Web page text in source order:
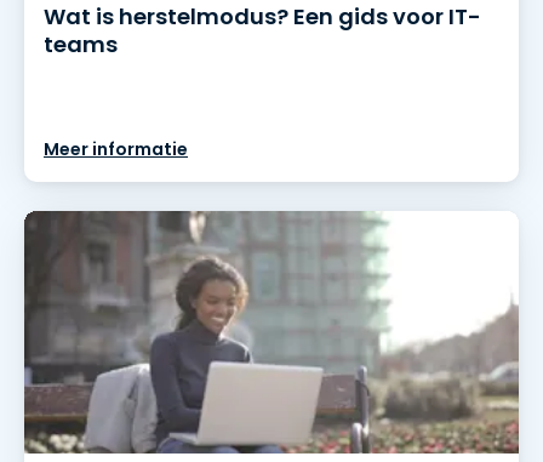
Wat is herstelmodus? Een gids voor IT-
teams
Meer informatie